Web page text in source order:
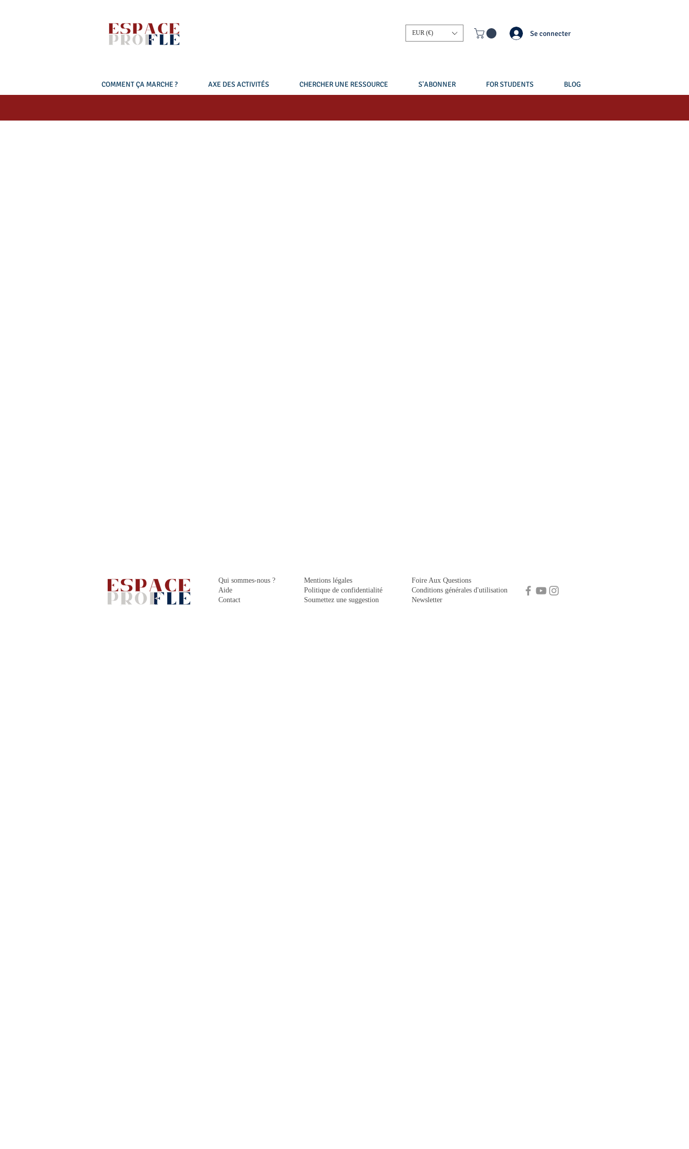
EUR (€) Se connecter
COMMENT ÇA MARCHE ? AXE DES ACTIVITÉS CHERCHER UNE RESSOURCE S'ABONNER FOR STUDENTS BLOG
Qui sommes-nous ?
Aide
Contact
Mentions légales
Politique de confidentialité
Soumettez une suggestion
Foire Aux Questions
Conditions générales d'utilisation
Newsletter